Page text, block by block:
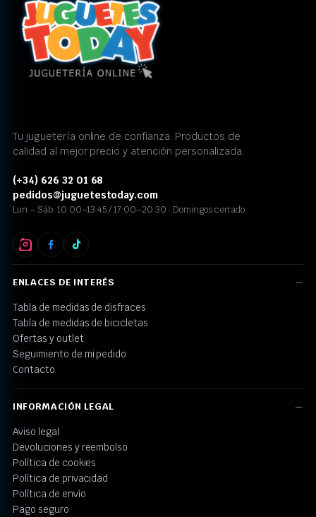
Tu juguetería online de confianza. Productos de
calidad al mejor precio y atención personalizada.
(+34) 626 32 01 68
pedidos@juguetestoday.com
Lun – Sáb: 10:00–13:45 / 17:00–20:30 · Domingos cerrado
ENLACES DE INTERÉS
Tabla de medidas de disfraces
Tabla de medidas de bicicletas
Ofertas y outlet
Seguimiento de mi pedido
Contacto
INFORMACIÓN LEGAL
Aviso legal
Devoluciones y reembolso
Política de cookies
Política de privacidad
Política de envío
Pago seguro